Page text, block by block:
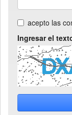
acepto las
Ingresar el